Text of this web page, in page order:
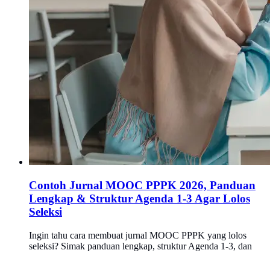
Contoh Jurnal MOOC PPPK 2026, Panduan
Lengkap & Struktur Agenda 1-3 Agar Lolos
Seleksi
Ingin tahu cara membuat jurnal MOOC PPPK yang lolos
seleksi? Simak panduan lengkap, struktur Agenda 1-3, dan